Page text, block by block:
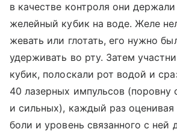
в качестве контроля они
желейный кубик на воде. Желе
жевать или глотать, его нужно
удерживать во рту. Затем
кубик, полоскали рот водой и
40 лазерных импульсов (поровну
и сильных), каждый раз оценивая
боли и уровень связанного с ней